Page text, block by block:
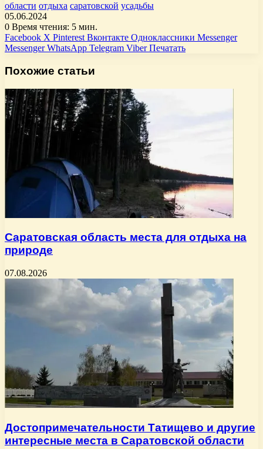
области отдыха саратовской усадьбы
05.06.2024
0 Время чтения: 5 мин.
Facebook X Pinterest Вконтакте Одноклассники Messenger
Messenger WhatsApp Telegram Viber Печатать
Похожие статьи
Саратовская область места для отдыха на
природе
07.08.2026
Достопримечательности Татищево и другие
интересные места в Саратовской области